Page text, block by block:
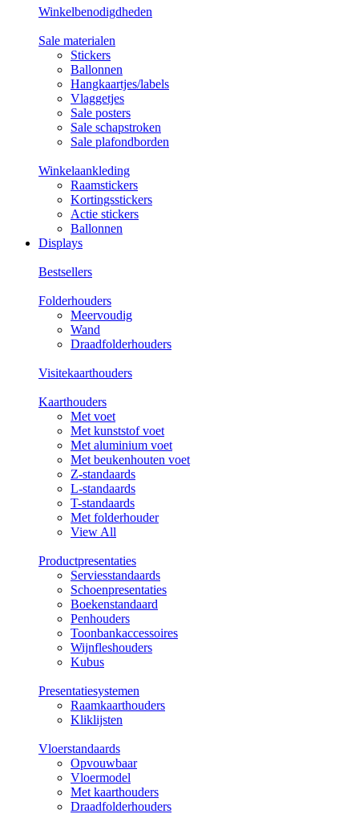
Winkelbenodigdheden
Sale materialen
Stickers
Ballonnen
Hangkaartjes/labels
Vlaggetjes
Sale posters
Sale schapstroken
Sale plafondborden
Winkelaankleding
Raamstickers
Kortingsstickers
Actie stickers
Ballonnen
Displays
Bestsellers
Folderhouders
Meervoudig
Wand
Draadfolderhouders
Visitekaarthouders
Kaarthouders
Met voet
Met kunststof voet
Met aluminium voet
Met beukenhouten voet
Z-standaards
L-standaards
T-standaards
Met folderhouder
View All
Productpresentaties
Serviesstandaards
Schoenpresentaties
Boekenstandaard
Penhouders
Toonbankaccessoires
Wijnfleshouders
Kubus
Presentatiesystemen
Raamkaarthouders
Kliklijsten
Vloerstandaards
Opvouwbaar
Vloermodel
Met kaarthouders
Draadfolderhouders